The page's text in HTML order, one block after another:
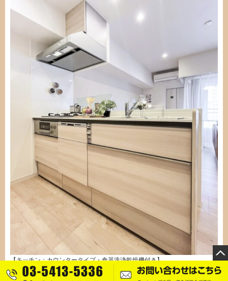
【キッチン：カウンタータイプ・食器洗浄乾燥機付き】